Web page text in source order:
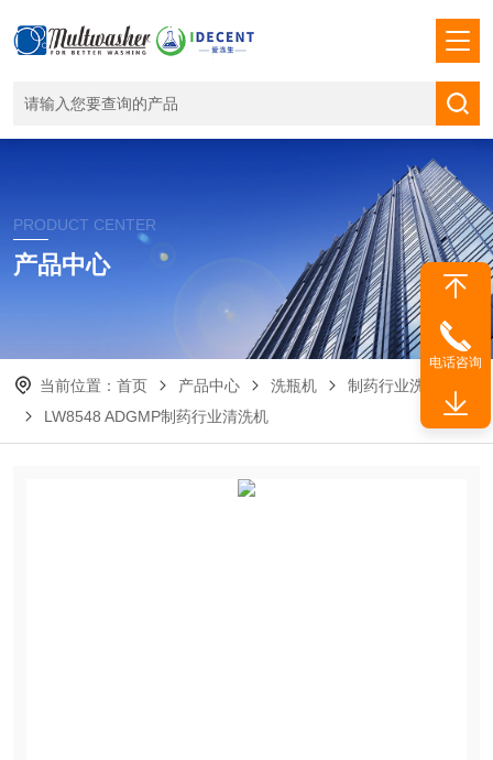
PRODUCT CENTER
产品中心
当前位置： 首页 产品中心 洗瓶机
制药行业洗瓶机
LW8548 ADGMP制药行业清洗机
电话咨询